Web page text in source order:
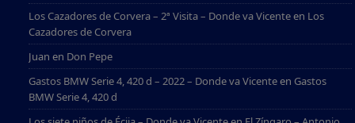
Los Cazadores de Corvera – 2ª Visita – Donde va Vicenteen Los
Cazadores de Corvera
Juan en Don Pepe
Gastos BMW Serie 4, 420 d – 2022 – Donde va Vicenteen Gastos
BMW Serie 4, 420 d